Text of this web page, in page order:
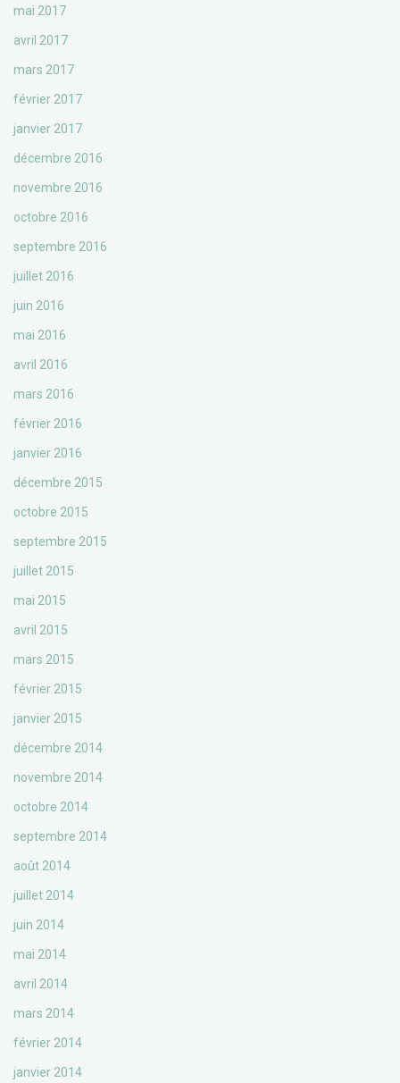
mai 2017
avril 2017
mars 2017
février 2017
janvier 2017
décembre 2016
novembre 2016
octobre 2016
septembre 2016
juillet 2016
juin 2016
mai 2016
avril 2016
mars 2016
février 2016
janvier 2016
décembre 2015
octobre 2015
septembre 2015
juillet 2015
mai 2015
avril 2015
mars 2015
février 2015
janvier 2015
décembre 2014
novembre 2014
octobre 2014
septembre 2014
août 2014
juillet 2014
juin 2014
mai 2014
avril 2014
mars 2014
février 2014
janvier 2014